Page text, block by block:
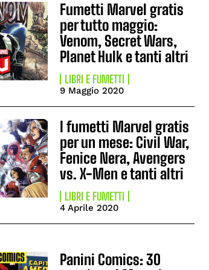
Fumetti Marvel gratis
per tutto maggio:
Venom, Secret Wars,
Planet Hulk e tanti altri
LIBRI E FUMETTI
9 Maggio 2020
I fumetti Marvel gratis
per un mese: Civil War,
Fenice Nera, Avengers
vs. X-Men e tanti altri
LIBRI E FUMETTI
4 Aprile 2020
Panini Comics: 30